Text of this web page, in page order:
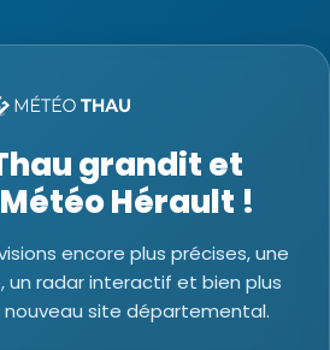
grandit et
Hérault !
encore plus précises, une
un radar interactif et bien plus
site départemental.